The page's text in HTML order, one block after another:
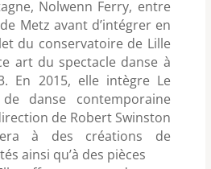
Nolwenn Ferry, entre
Metz avant d’intégrer en
du conservatoire de Lille
art du spectacle danse à
En 2015, elle intègre Le
danse contemporaine
de Robert Swinston
à des créations de
ainsi qu’à des pièces